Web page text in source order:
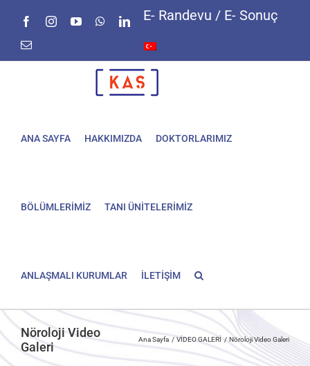
FacebookInstagramYouTubeWhatsAppLinkedIn
E-
E- Randevu / E- Sonuç
ANA SAYFA HAKKIMIZDA DOKTORLARIMIZ
BÖLÜMLERİMİZ TANI ÜNİTELERİMİZ
ANLAŞMALI KURUMLAR İLETİŞİM
Nöroloji Video
Galeri
Ana Sayfa VİDEO GALERİ Nöroloji Video Galeri